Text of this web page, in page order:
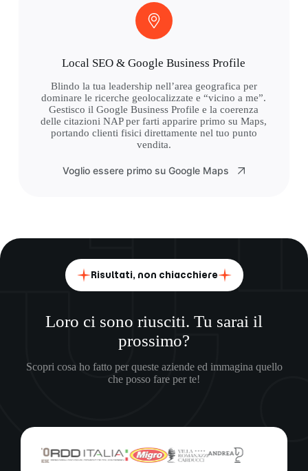
Local SEO & Google Business Profile
Blindo la tua leadership nell’area geografica per
dominare le ricerche geolocalizzate e “vicino a me”.
Gestisco il Google Business Profile e la coerenza
delle citazioni NAP per farti apparire primo su Maps,
portando clienti fisici direttamente nel tuo punto
vendita.
Voglio essere primo su Google Maps
Risultati, non chiacchiere
Loro ci sono riusciti. Tu sarai il
prossimo?
Scopri cosa ho fatto per queste aziende ed immagina quello
che posso fare per te!